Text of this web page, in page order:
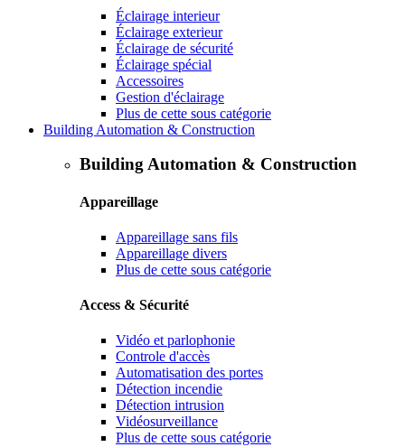
Éclairage interieur
Éclairage exterieur
Éclairage de sécurité
Éclairage spécial
Accessoires
Gestion d'éclairage
Plus de cette sous catégorie
Building Automation & Construction
Building Automation & Construction
Appareillage
Appareillage sans fils
Appareillage divers
Plus de cette sous catégorie
Access & Sécurité
Vidéo et parlophonie
Controle d'accès
Automatisation des portes
Détection incendie
Détection intrusion
Vidéosurveillance
Plus de cette sous catégorie